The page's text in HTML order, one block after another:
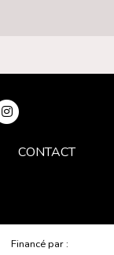
CONTACT
Financé par :